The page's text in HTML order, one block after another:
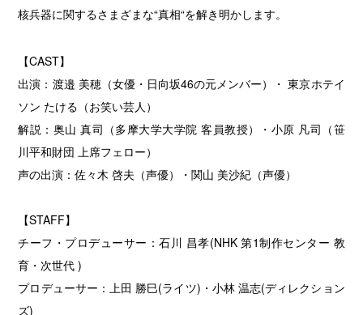
核兵器に関するさまざまな“真相“を解き明かします。
【CAST】
出演：渡邉 美穂（女優・日向坂46の元メンバー）・ 東京ホテイ
ソン たける（お笑い芸人）
解説：奥山 真司（多摩大学大学院 客員教授）・小原 凡司（笹
川平和財団 上席フェロー）
声の出演：佐々木 啓夫（声優）・関山 美沙紀（声優）
【STAFF】
チーフ・プロデューサー：石川 昌孝(NHK 第1制作センター 教
育・次世代 )
プロデューサー：上田 勝巳(ライツ)・小林 温志(ディレクション
ズ)